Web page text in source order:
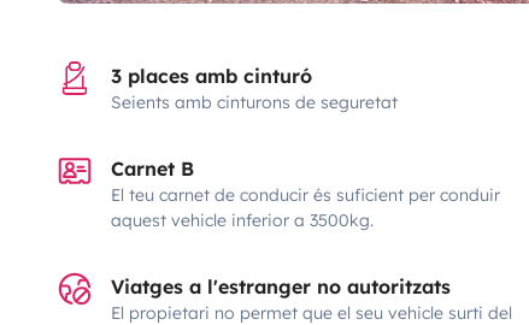
3 places amb cinturó
Seients amb cinturons de seguretat
Carnet B
El teu carnet de conducir és suficient per conduir
aquest vehicle inferior a 3500kg.
Viatges a l'estranger no autoritzats
El propietari no permet que el seu vehicle surti del